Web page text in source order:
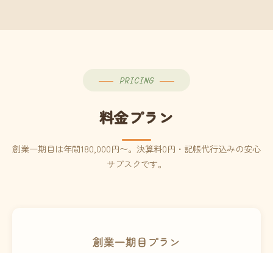
PRICING
料金プラン
創業一期目は年間180,000円〜。決算料0円・記帳代行込みの安心
サブスクです。
創業一期目プラン